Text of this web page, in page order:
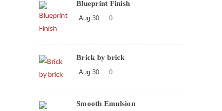
Blueprint Finish
Aug 30 0
Brick by brick
Aug 30 0
Smooth Emulsion